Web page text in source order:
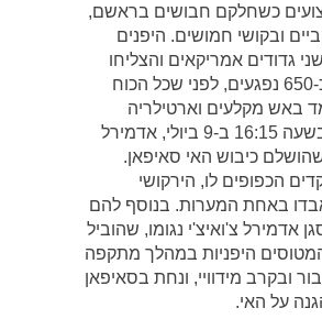
כשחלקם חבושים בראשם,
ובקושי חמושים. היפנים
גדודים אמריקאים והצליחו
לגרום להם כ-650 נפגעים, לפני שכל הכוח
באש מקלעים וארטילריה
אמריקאית. בשעה 16:15 ב-9 ביולי, אדמירל
כיבוש האי סאיפאן.
הכפופים לו, הירקושי
באחת המערות. בנוסף להם
אדמירל צ'ואיצ'י נגומו, שהוביל
היפניות במהלך מתקפה
ובקרב מידוויי, ונחת בסאיפאן
על האי.